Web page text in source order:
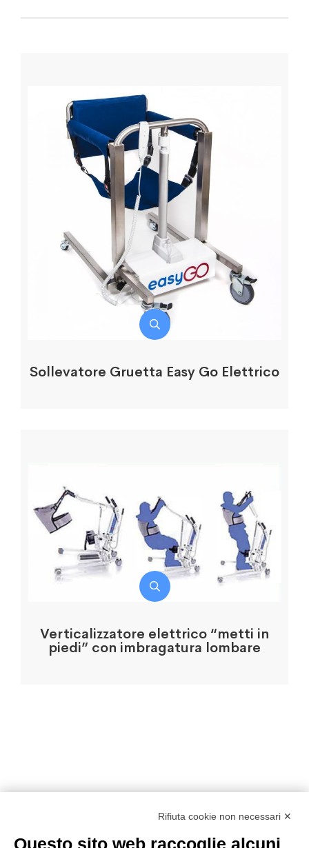
Sollevatore Gruetta Easy Go Elettrico
Verticalizzatore elettrico “metti in
piedi” con imbragatura lombare
Nolomedicali By Medical Rent Service
Rifiuta cookie non necessari ✕
Questo sito web raccoglie alcuni